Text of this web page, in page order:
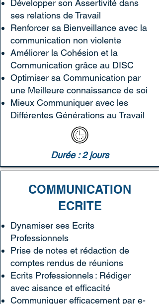
Développer son Assertivité dans
ses relations de Travail
Renforcer sa Bienveillance avec la
communication non violente
Améliorer la Cohésion et la
Communication grâce au DISC
Optimiser sa Communication par
une Meilleure connaissance de soi
Mieux Communiquer avec les
Différentes Générations au Travail
Durée : 2 jours
COMMUNICATION
ECRITE
Dynamiser ses Ecrits
Professionnels​​
Prise de notes et rédaction de
comptes rendus de réunions
Ecrits Professionnels : Rédiger
avec aisance et efficacité
Communiquer efficacement par e-